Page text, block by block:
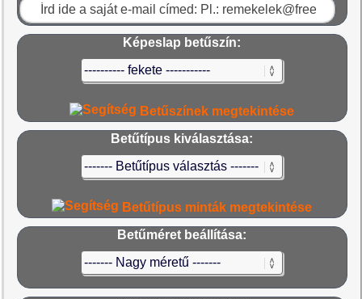
Képeslap betűszín:
Betűszínek megtekintése
Betűtípus kiválasztása:
Betűtípus minták megtekintése
Betűméret beállítása: